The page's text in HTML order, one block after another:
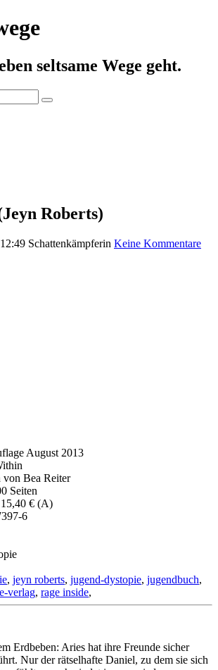
seltsame Wege geht.
Roberts)
Schattenkämpferin Keine Kommentare
August 2013
von Bea Reiter
Seiten
€ (A)
6
, jeyn roberts, jugend-dystopie, jugendbuch,
verlag, rage inside,
Erdbeben: Aries hat ihre Freunde sicher
Nur der rätselhafte Daniel, zu dem sie sich